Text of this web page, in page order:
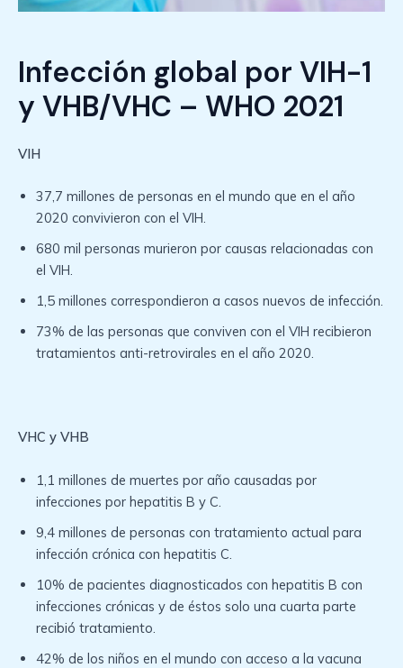
Infección global por VIH-1
y VHB/VHC – WHO 2021
VIH
37,7 millones de personas en el mundo que en el año
2020 convivieron con el VIH.
680 mil personas murieron por causas relacionadas con
el VIH.
1,5 millones correspondieron a casos nuevos de infección.
73% de las personas que conviven con el VIH recibieron
tratamientos anti-retrovirales en el año 2020.
VHC y VHB
1,1 millones de muertes por año causadas por
infecciones por hepatitis B y C.
9,4 millones de personas con tratamiento actual para
infección crónica con hepatitis C.
10% de pacientes diagnosticados con hepatitis B con
infecciones crónicas y de éstos solo una cuarta parte
recibió tratamiento.
42% de los niños en el mundo con acceso a la vacuna